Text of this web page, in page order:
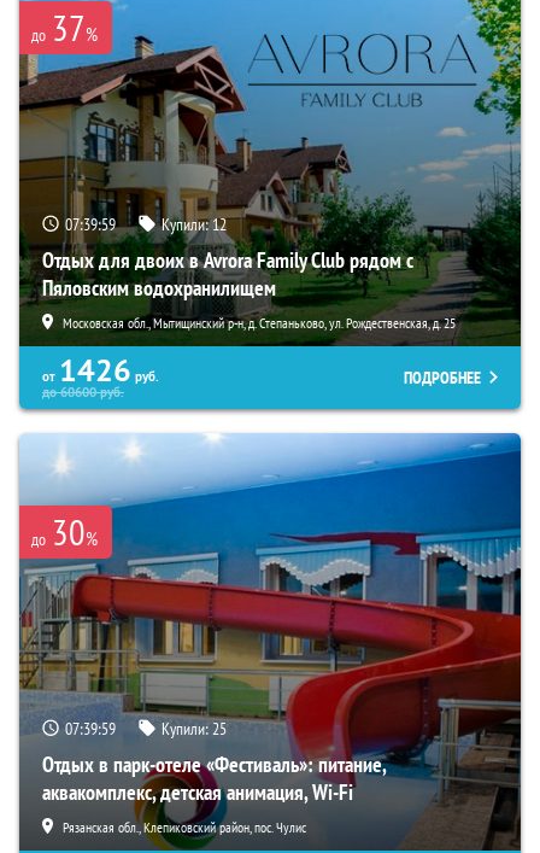
до 37%
07:39:57 Купили:12
Отдых для двоих в Avrora Family Club рядом с
Пяловским водохранилищем
Московская обл., Мытищинский р-н, д. Степаньково, ул. Рождественская, д. 25
от 1426 руб.
до60600руб.
ПОДРОБНЕЕ
до 30%
07:39:57 Купили:25
Отдых в парк-отеле «Фестиваль»: питание,
аквакомплекс, детская анимация, Wi-Fi
Рязанская обл., Клепиковский район, пос. Чулис